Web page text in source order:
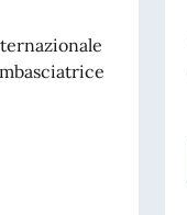
Donne nella Diplomazia -